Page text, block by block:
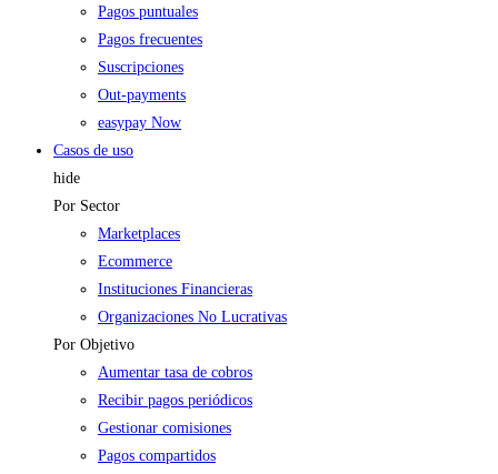
Pagos puntuales
Pagos frecuentes
Suscripciones
Out-payments
easypay Now
Casos de uso
hide
Por Sector
Marketplaces
Ecommerce
Instituciones Financieras
Organizaciones No Lucrativas
Por Objetivo
Aumentar tasa de cobros
Recibir pagos periódicos
Gestionar comisiones
Pagos compartidos